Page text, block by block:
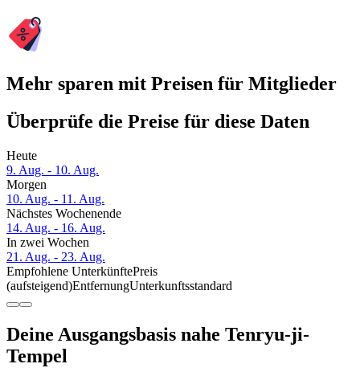
Mehr sparen mit Preisen für Mitglieder
Überprüfe die Preise für diese Daten
Heute
9. Aug. - 10. Aug.
Morgen
10. Aug. - 11. Aug.
Nächstes Wochenende
14. Aug. - 16. Aug.
In zwei Wochen
21. Aug. - 23. Aug.
Empfohlene UnterkünftePreis
(aufsteigend)EntfernungUnterkunftsstandard
Deine Ausgangsbasis nahe Tenryu-ji-
Tempel